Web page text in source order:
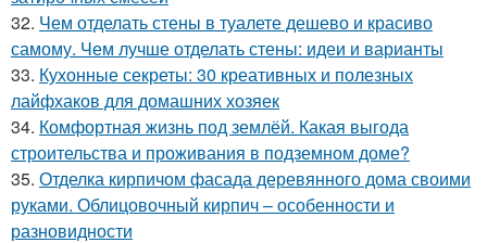
32. Чем отделать стены в туалете дешево и красиво
самому. Чем лучше отделать стены: идеи и варианты
33. Кухонные секреты: 30 креативных и полезных
лайфхаков для домашних хозяек
34. Комфортная жизнь под землёй. Какая выгода
строительства и проживания в подземном доме?
35. Отделка кирпичом фасада деревянного дома своими
руками. Облицовочный кирпич – особенности и
разновидности